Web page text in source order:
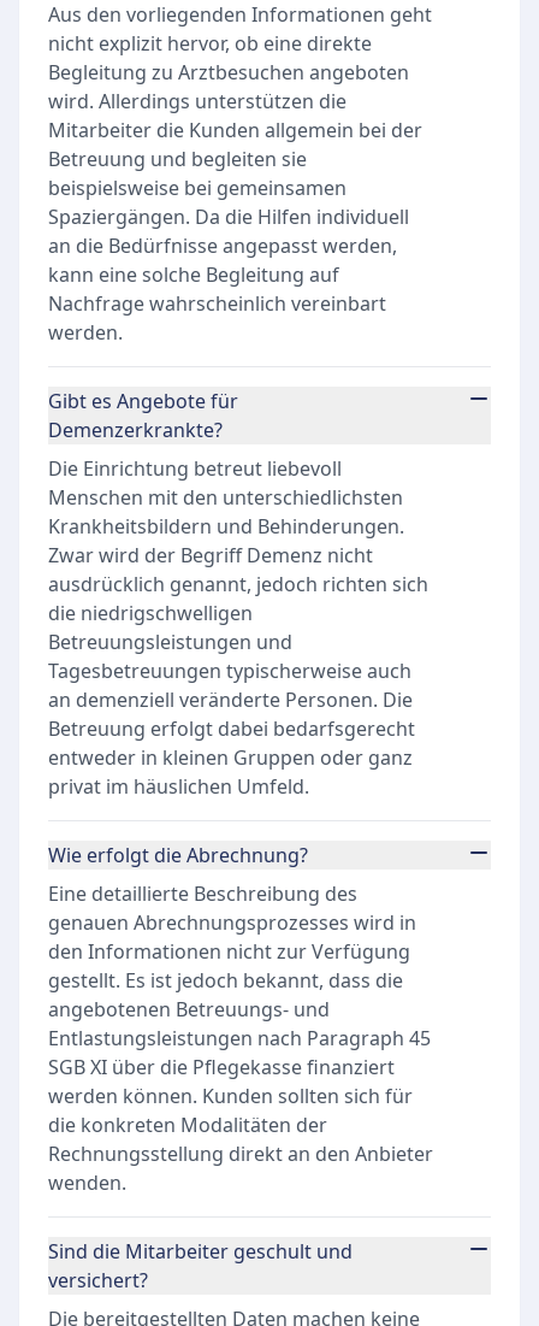
Aus den vorliegenden Informationen geht
nicht explizit hervor, ob eine direkte
Begleitung zu Arztbesuchen angeboten
wird. Allerdings unterstützen die
Mitarbeiter die Kunden allgemein bei der
Betreuung und begleiten sie
beispielsweise bei gemeinsamen
Spaziergängen. Da die Hilfen individuell
an die Bedürfnisse angepasst werden,
kann eine solche Begleitung auf
Nachfrage wahrscheinlich vereinbart
werden.
Gibt es Angebote für
Demenzerkrankte?
Die Einrichtung betreut liebevoll
Menschen mit den unterschiedlichsten
Krankheitsbildern und Behinderungen.
Zwar wird der Begriff Demenz nicht
ausdrücklich genannt, jedoch richten sich
die niedrigschwelligen
Betreuungsleistungen und
Tagesbetreuungen typischerweise auch
an demenziell veränderte Personen. Die
Betreuung erfolgt dabei bedarfsgerecht
entweder in kleinen Gruppen oder ganz
privat im häuslichen Umfeld.
Wie erfolgt die Abrechnung?
Eine detaillierte Beschreibung des
genauen Abrechnungsprozesses wird in
den Informationen nicht zur Verfügung
gestellt. Es ist jedoch bekannt, dass die
angebotenen Betreuungs- und
Entlastungsleistungen nach Paragraph 45
SGB XI über die Pflegekasse finanziert
werden können. Kunden sollten sich für
die konkreten Modalitäten der
Rechnungsstellung direkt an den Anbieter
wenden.
Sind die Mitarbeiter geschult und
versichert?
Die bereitgestellten Daten machen keine